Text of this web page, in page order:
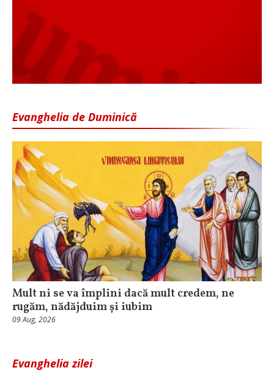
Evanghelia de Duminică
Mult ni se va împlini dacă mult credem, ne
rugăm, nădăjduim și iubim
09 Aug, 2026
Evanghelia zilei